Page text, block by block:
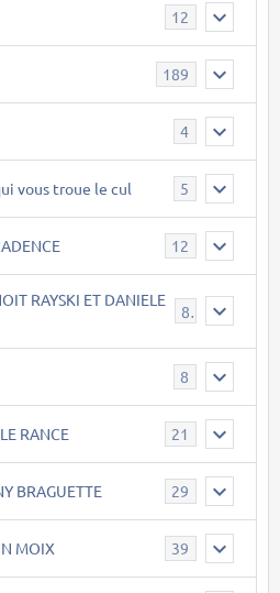
12
189
4
vous troue le cul 5
12
RAYSKI ET DANIELE
8
8
RANCE 21
BRAGUETTE 29
MOIX 39